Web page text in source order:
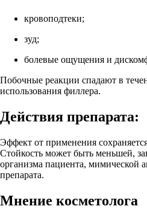
кровоподтеки;
зуд;
болевые ощущения и
Побочные реакции спадают в
использования филлера.
Действия препарата:
Эффект от применения
Стойкость может быть меньшей,
организма пациента, мимической
препарата.
Мнение косметолога